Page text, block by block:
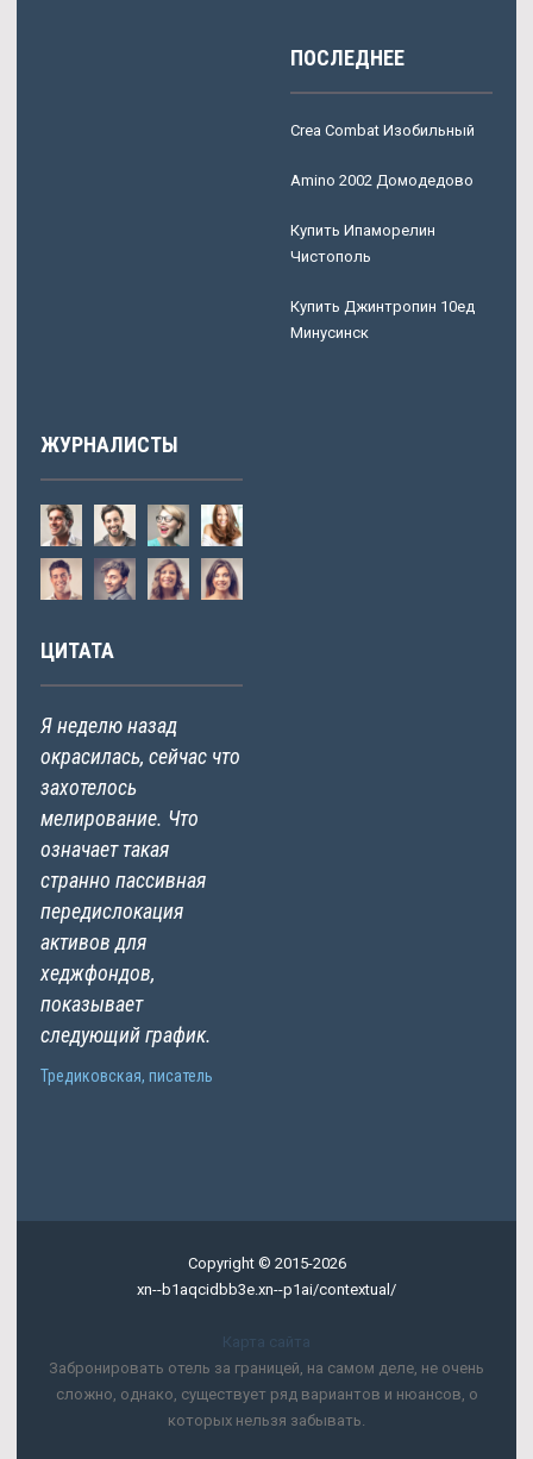
ПОСЛЕДНЕЕ
Crea Combat Изобильный
Amino 2002 Домодедово
Купить Ипаморелин
Чистополь
Купить Джинтропин 10ед
Минусинск
ЖУРНАЛИСТЫ
ЦИТАТА
Я неделю назад
окрасилась, сейчас что
захотелось
мелирование. Что
означает такая
странно пассивная
передислокация
активов для
хеджфондов,
показывает
следующий график.
Тредиковская, писатель
Copyright © 2015-2026
xn--b1aqcidbb3e.xn--p1ai/contextual/
Карта сайта
Забронировать отель за границей, на самом деле, не очень
сложно, однако, существует ряд вариантов и нюансов, о
которых нельзя забывать.